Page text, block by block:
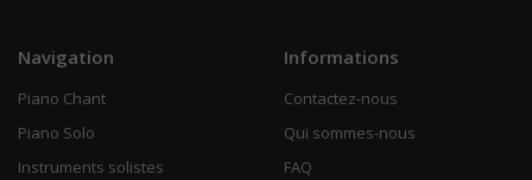
Navigation
Piano Chant
Piano Solo
Instruments solistes
Informations
Contactez-nous
Qui sommes-nous
FAQ